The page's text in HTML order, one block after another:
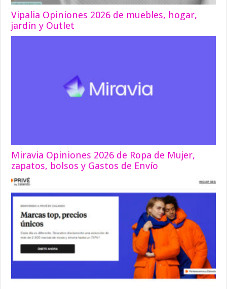
Vipalia Opiniones 2026 de muebles, hogar,
jardín y Outlet
Miravia Opiniones 2026 de Ropa de Mujer,
zapatos, bolsos y Gastos de Envío